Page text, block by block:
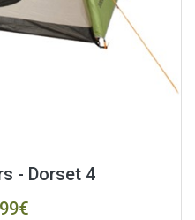
- Dorset 4